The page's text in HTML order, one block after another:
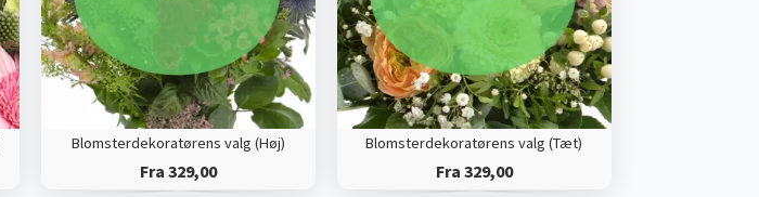
Blomsterdekoratørens valg (Høj)
Fra 329,00
Blomsterdekoratørens valg (Tæt)
Fra 329,00